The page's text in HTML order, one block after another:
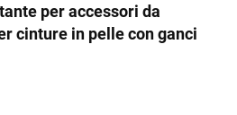
per accessori da
cinture in pelle con ganci